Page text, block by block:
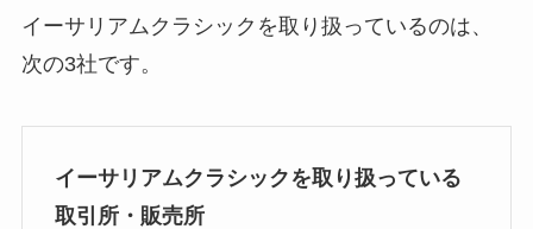
イーサリアムクラシックを取り扱っているのは、
次の3社です。
イーサリアムクラシックを取り扱っている
取引所・販売所